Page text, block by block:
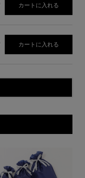
カートに入れる
カートに入れる